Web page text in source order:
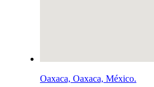
Oaxaca, Oaxaca, México.